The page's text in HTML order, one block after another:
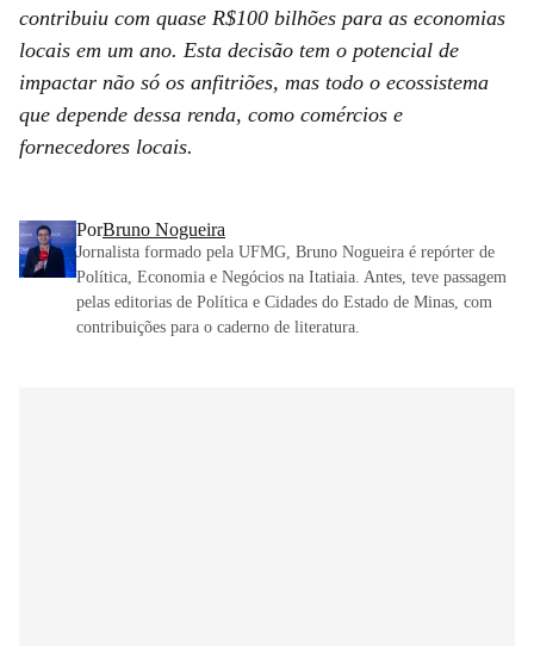
contribuiu com quase R$100 bilhões para as economias
locais em um ano. Esta decisão tem o potencial de
impactar não só os anfitriões, mas todo o ecossistema
que depende dessa renda, como comércios e
fornecedores locais.
PorBruno Nogueira
Jornalista formado pela UFMG, Bruno Nogueira é repórter de
Política, Economia e Negócios na Itatiaia. Antes, teve passagem
pelas editorias de Política e Cidades do Estado de Minas, com
contribuições para o caderno de literatura.